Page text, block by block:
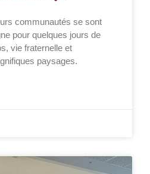
communautés se sont
pour quelques jours de
vie fraternelle et
paysages.